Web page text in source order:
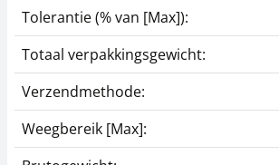
Tolerantie (% van [Max]):
Totaal verpakkingsgewicht:
Verzendmethode:
Weegbereik [Max]: